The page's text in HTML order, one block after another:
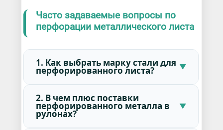
Часто задаваемые вопросы по
перфорации металлического листа
1. Как выбрать марку стали для
перфорированного листа?
2. В чем плюс поставки
перфорированного металла в
рулонах?